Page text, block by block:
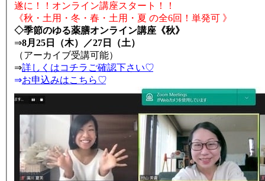
遂に！！オンライン講座スタート！！
《秋・土用・冬・春・土用・夏 の全6回！単発可 》
◇季節のゆる薬膳オンライン講座《秋》
⇒8月25日（木）／27日（土）
（アーカイブ受講可能）
⇒詳しくはコチラご確認下さい♡
⇒お申込みはこちら♡